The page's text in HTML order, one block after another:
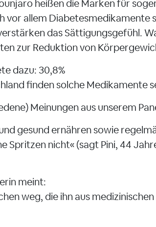
heißen die Marken für
vor allem Diabetesmedikamente
das Sättigungsgefühl.
zur Reduktion von
dazu: 30,8%
finden solche Medikamente
Meinungen aus unserem
gesund ernähren sowie
Spritzen nicht« (sagt Pini, 44
meint:
weg, die ihn aus